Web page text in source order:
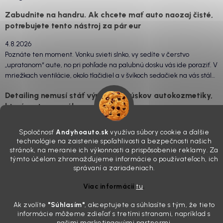
Spoločnosť Andyhoauto.sk využíva súbory cookie a ďalšie
technológie na zaistenie spoľahlivosti a bezpečnosti našich
stránok, na meranie ich výkonnosti a prispôsobenie reklamy. Za
týmto účelom zhromažďujeme informácie o používateľoch, ich
správaní a zariadeniach.
Viac informáciítu.
Ak zvolíte "Súhlasím", akceptujete a súhlasíte s tým, že tieto
informácie môžeme zdieľať s tretími stranami, napríklad s
Zabudnite na handru. Ak chcete mať auto naozaj čisté,
potrebujete tento nástroj za pár eur
4.8.2026
Poznáte ten moment. Vonku svieti slnko, vy sedíte v čerstvo
„upratanom“ aute, no pri pohľade na palubnú dosku vás ide poraziť. V
mriežkach ventilácie, okolo tlačidiel a v švíkoch sedačiek na vás stále
drzo pozerá prach. Handra ani vysávač tam jednodu...
Detailing nemusí stáť výplatu: 5 kúskov autokozmetiky,
ktoré sa teraz reálne oplatia
Sobotné ráno, káva v ruke a pred vami zaprášená kapota. Pre
niekoho nuda, pre nás najlepší relax. Lenže keď si v košíku spočítate
všetky tie fľaštičky, šampóny a utierky, výsledná suma vie poriadne
pokaziť náladu. Dobrá správa je, že aj profi výbava ...
vášho auta urobia magnet na pohľady
28.7.2026
Poznáte ten pocit. Sobota ráno, slnko sa oprie do laku a vy namiesto